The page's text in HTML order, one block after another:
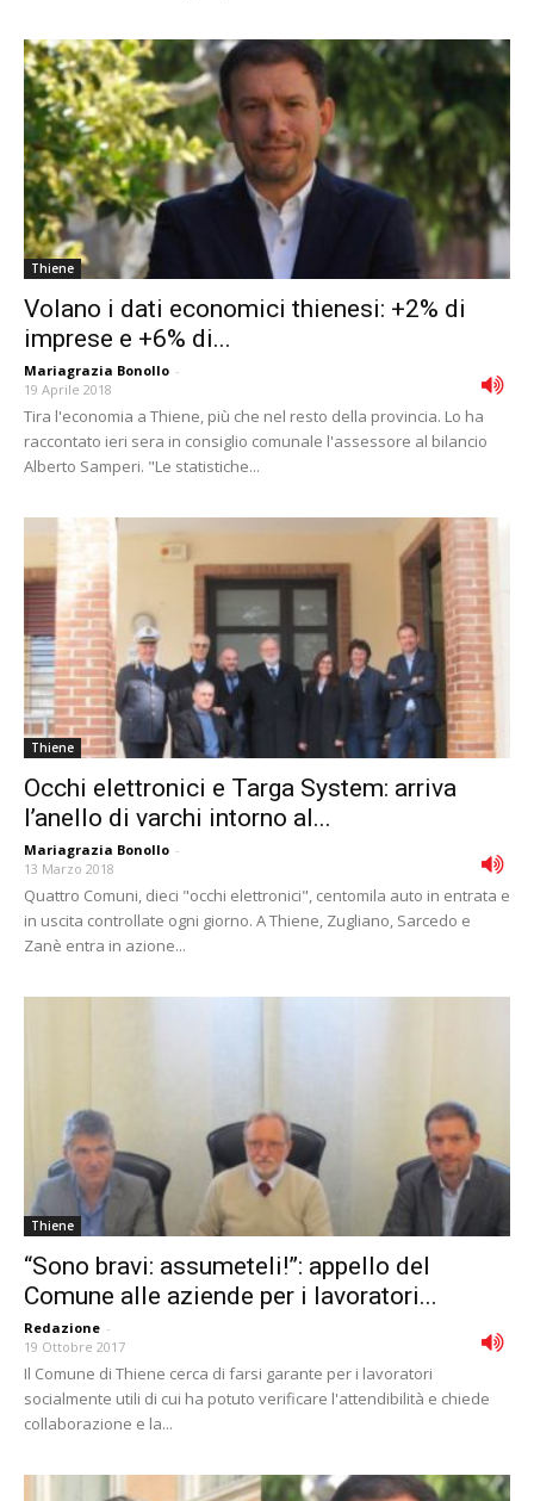
Thiene
Volano i dati economici thienesi: +2% di
imprese e +6% di...
Mariagrazia Bonollo -
19 Aprile 2018
Tira l'economia a Thiene, più che nel resto della provincia. Lo ha
raccontato ieri sera in consiglio comunale l'assessore al bilancio
Alberto Samperi. "Le statistiche...
Thiene
Occhi elettronici e Targa System: arriva
l’anello di varchi intorno al...
Mariagrazia Bonollo -
13 Marzo 2018
Quattro Comuni, dieci "occhi elettronici", centomila auto in entrata e
in uscita controllate ogni giorno. A Thiene, Zugliano, Sarcedo e
Zanè entra in azione...
Thiene
“Sono bravi: assumeteli!”: appello del
Comune alle aziende per i lavoratori...
Redazione -
19 Ottobre 2017
Il Comune di Thiene cerca di farsi garante per i lavoratori
socialmente utili di cui ha potuto verificare l'attendibilità e chiede
collaborazione e la...